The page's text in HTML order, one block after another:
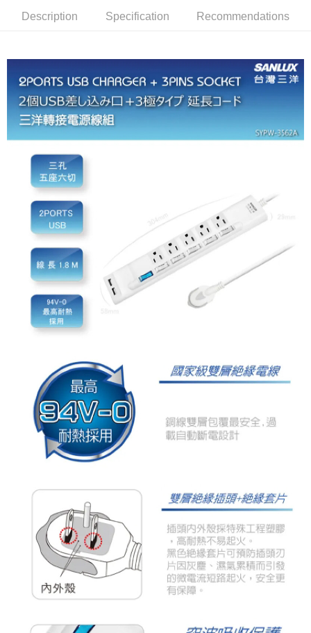
Description Specification Recommendations